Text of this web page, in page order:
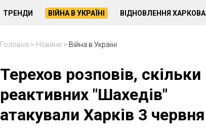
ТРЕНДИ ВІЙНА В УКРАЇНІ ВІДНОВЛЕННЯ ХАРКОВА
Головна > Новини > Війна в Україні
Терехов розповів, скільки
реактивних "Шахедів"
атакували Харків 3 червня